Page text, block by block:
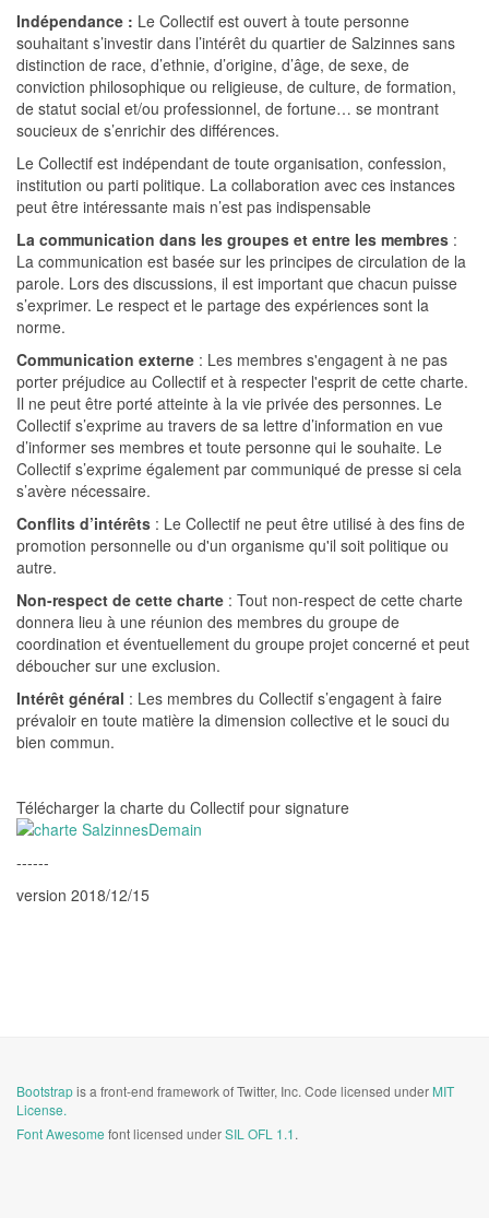
Indépendance : Le Collectif est ouvert à toute personne
souhaitant s’investir dans l’intérêt du quartier de Salzinnes sans
distinction de race, d’ethnie, d’origine, d’âge, de sexe, de
conviction philosophique ou religieuse, de culture, de formation,
de statut social et/ou professionnel, de fortune… se montrant
soucieux de s’enrichir des différences.
Le Collectif est indépendant de toute organisation, confession,
institution ou parti politique. La collaboration avec ces instances
peut être intéressante mais n’est pas indispensable
La communication dans les groupes et entre les membres :
La communication est basée sur les principes de circulation de la
parole. Lors des discussions, il est important que chacun puisse
s’exprimer. Le respect et le partage des expériences sont la
norme.
Communication externe : Les membres s'engagent à ne pas
porter préjudice au Collectif et à respecter l'esprit de cette charte.
Il ne peut être porté atteinte à la vie privée des personnes. Le
Collectif s’exprime au travers de sa lettre d’information en vue
d’informer ses membres et toute personne qui le souhaite. Le
Collectif s’exprime également par communiqué de presse si cela
s’avère nécessaire.
Conflits d’intérêts : Le Collectif ne peut être utilisé à des fins de
promotion personnelle ou d'un organisme qu'il soit politique ou
autre.
Non-respect de cette charte : Tout non-respect de cette charte
donnera lieu à une réunion des membres du groupe de
coordination et éventuellement du groupe projet concerné et peut
déboucher sur une exclusion.
Intérêt général : Les membres du Collectif s’engagent à faire
prévaloir en toute matière la dimension collective et le souci du
bien commun.
Télécharger la charte du Collectif pour signature
------
version 2018/12/15
Bootstrapis a front-end framework of Twitter, Inc. Code licensed under MIT
License.
Font Awesome font licensed underSIL OFL 1.1.